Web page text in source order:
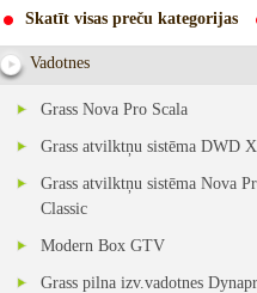
Skatīt visas preču kategorijas
Vadotnes
Grass Nova Pro Scala
Grass atvilktņu sistēma DWD
Grass atvilktņu sistēma Nova
Classic
Modern Box GTV
Grass pilna izv.vadotnes